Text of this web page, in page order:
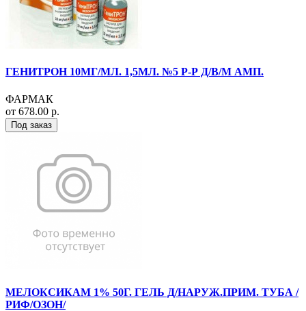
ГЕНИТРОН 10МГ/МЛ. 1,5МЛ. №5 Р-Р Д/В/М АМП.
ФАРМАК
от 678.00 р.
Под заказ
МЕЛОКСИКАМ 1% 50Г. ГЕЛЬ Д/НАРУЖ.ПРИМ. ТУБА /
РИФ/ОЗОН/